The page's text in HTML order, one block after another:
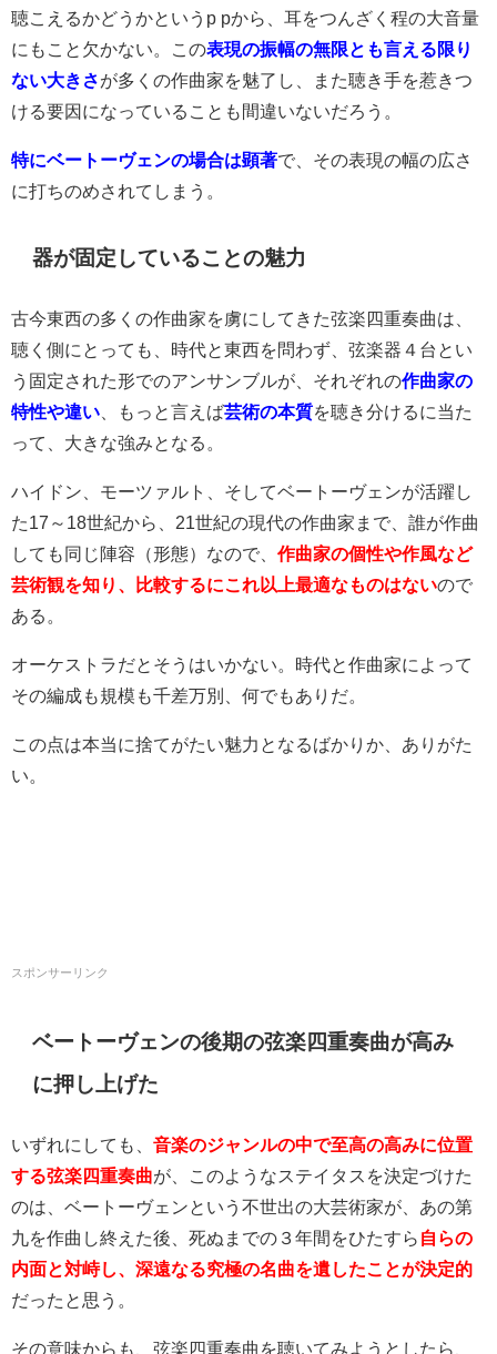
聴こえるかどうかというp pから、耳をつんざく程の大音量
にもこと欠かない。この表現の振幅の無限とも言える限り
ない大きさが多くの作曲家を魅了し、また聴き手を惹きつ
ける要因になっていることも間違いないだろう。
特にベートーヴェンの場合は顕著で、その表現の幅の広さ
に打ちのめされてしまう。
器が固定していることの魅力
古今東西の多くの作曲家を虜にしてきた弦楽四重奏曲は、
聴く側にとっても、時代と東西を問わず、弦楽器４台とい
う固定された形でのアンサンブルが、それぞれの作曲家の
特性や違い 、もっと言えば芸術の本質を聴き分けるに当た
って、大きな強みとなる。
ハイドン、モーツァルト、そしてベートーヴェンが活躍し
た17～18世紀から、21世紀の現代の作曲家まで、誰が作曲
しても同じ陣容（形態）なので、 作曲家の個性や作風など
芸術観を知り、比較するにこれ以上最適なものはないので
ある。
オーケストラだとそうはいかない。時代と作曲家によって
その編成も規模も千差万別、何でもありだ。
この点は本当に捨てがたい魅力となるばかりか、ありがた
い。
スポンサーリンク
ベートーヴェンの後期の弦楽四重奏曲が高み
に押し上げた
いずれにしても、 音楽のジャンルの中で至高の高みに位置
する弦楽四重奏曲が、このようなステイタスを決定づけた
のは、ベートーヴェンという不世出の大芸術家が、あの第
九を作曲し終えた後、死ぬまでの３年間をひたすら 自らの
内面と対峙し、深遠なる究極の名曲を遺したことが決定的
だったと思う。
その意味からも、弦楽四重奏曲を聴いてみようとしたら、